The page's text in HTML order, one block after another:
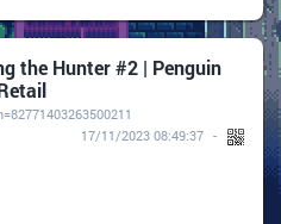
the Hunter #2 | Penguin
17/11/2023 08:49:37